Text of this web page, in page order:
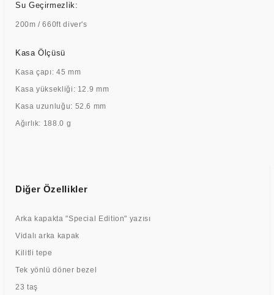
Su Geçirmezlik:
200m / 660ft diver's
Kasa Ölçüsü
Kasa çapı: 45 mm
Kasa yüksekliği: 12.9 mm
Kasa uzunluğu: 52.6 mm
Ağırlık: 188.0 g
Diğer Özellikler
Arka kapakta "Special Edition" yazısı
Vidalı arka kapak
Kilitli tepe
Tek yönlü döner bezel
23 taş